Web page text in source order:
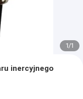
1/1
inercyjnego